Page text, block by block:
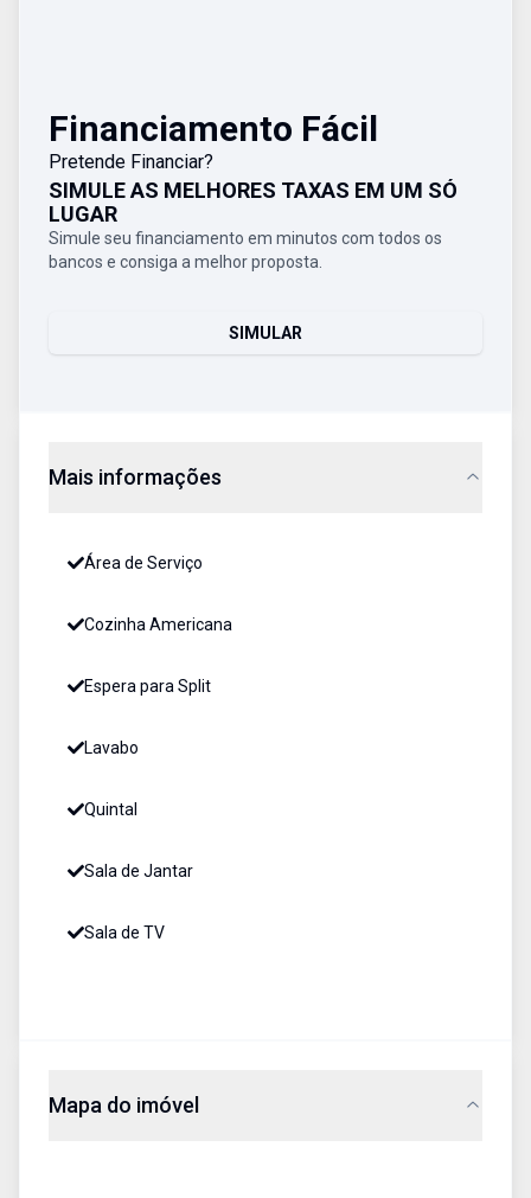
Financiamento Fácil
Pretende Financiar?
SIMULE AS MELHORES TAXAS EM UM SÓ
LUGAR
Simule seu financiamento em minutos com todos os
bancos e consiga a melhor proposta.
SIMULAR
Mais informações
Área de Serviço
Cozinha Americana
Espera para Split
Lavabo
Quintal
Sala de Jantar
Sala de TV
Mapa do imóvel